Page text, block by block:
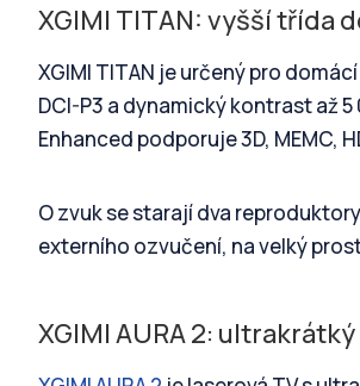
XGIMI TITAN: vyšší třída
XGIMI TITAN je určený pro
DCI-P3 a dynamický kontrast až
Enhanced podporuje 3D, MEMC,
O zvuk se starají dva
externího ozvučení, na velký
XGIMI AURA 2: